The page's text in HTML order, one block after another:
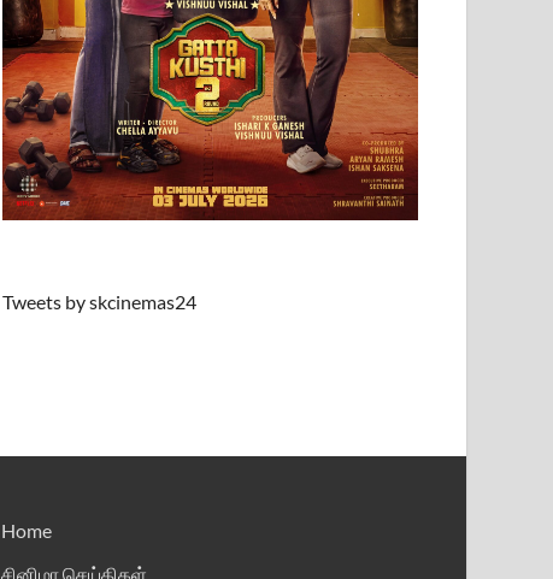
Tweets by skcinemas24
Home
சினிமா செய்திகள்